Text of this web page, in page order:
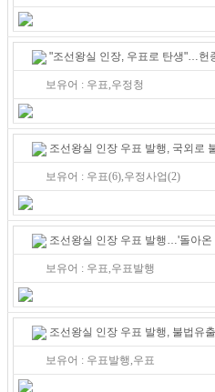
"조선왕실 인장, 우표로 탄생"…헌
보유어 : 우표,우정청
조선왕실 인장 우표 발행, 국외로
보유어 : 우표(6),우정사업(2)
조선왕실 인장 우표 발행…'돌아온
보유어 : 우표,우표발행
조선왕실 인장 우표 발행, 불법유
보유어 : 우표발행,우표